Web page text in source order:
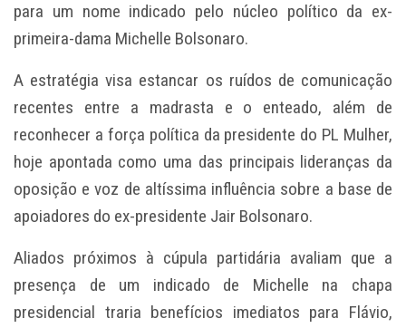
para um nome indicado pelo núcleo político da ex-
primeira-dama Michelle Bolsonaro.
A estratégia visa estancar os ruídos de comunicação
recentes entre a madrasta e o enteado, além de
reconhecer a força política da presidente do PL Mulher,
hoje apontada como uma das principais lideranças da
oposição e voz de altíssima influência sobre a base de
apoiadores do ex-presidente Jair Bolsonaro.
Aliados próximos à cúpula partidária avaliam que a
presença de um indicado de Michelle na chapa
presidencial traria benefícios imediatos para Flávio,